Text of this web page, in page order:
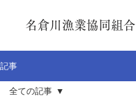
名倉川漁業協同組合
記事
全ての記事